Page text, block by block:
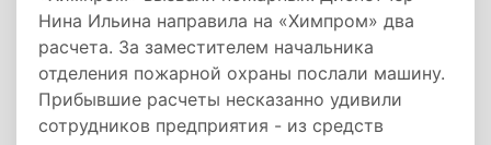
Нина Ильина направила на «Химпром» два
расчета. За заместителем начальника
отделения пожарной охраны послали машину.
Прибывшие расчеты несказанно удивили
сотрудников предприятия - из средств